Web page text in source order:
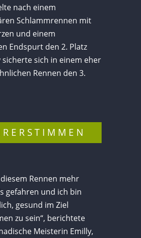
nach einem
Schlammrennen mit
und einem
Endspurt den 2. Platz
sicherte sich in einem eher
Rennen den 3.
Rennen mehr
gefahren und ich bin
gesund im Ziel
zu sein“, berichtete
Meisterin Emilly,